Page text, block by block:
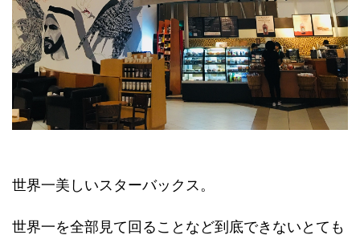
世界一美しいスターバックス。
世界一を全部見て回ることなど到底できないとても